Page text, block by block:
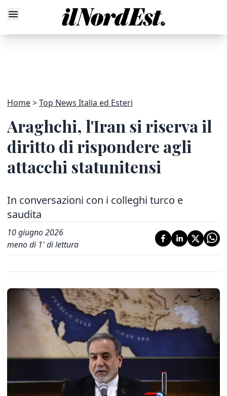
Home Top News Italia ed Esteri
Araghchi, l'Iran si riserva il
diritto di rispondere agli
attacchi statunitensi
In conversazioni con i colleghi turco e
saudita
10 giugno 2026
meno di 1' di lettura